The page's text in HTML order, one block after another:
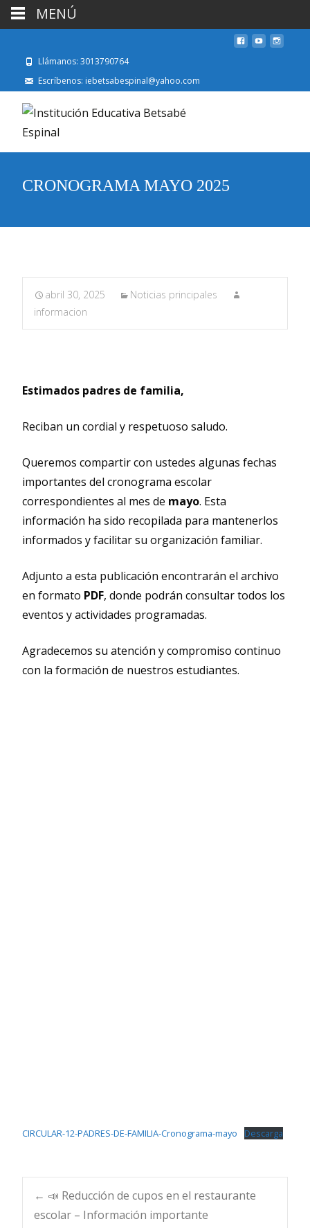
Llámanos: 3013790764
Escríbenos: iebetsabespinal@yahoo.com
CRONOGRAMA MAYO 2025
abril 30, 2025
Noticias principales
informacion
Estimados padres de familia,
Reciban un cordial y respetuoso saludo.
Queremos compartir con ustedes algunas fechas
importantes del cronograma escolar
correspondientes al mes de mayo. Esta
información ha sido recopilada para mantenerlos
informados y facilitar su organización familiar.
Adjunto a esta publicación encontrarán el archivo
en formato PDF, donde podrán consultar todos los
eventos y actividades programadas.
Agradecemos su atención y compromiso continuo
con la formación de nuestros estudiantes.
CIRCULAR-12-PADRES-DE-FAMILIA-Cronograma-mayo Descarga
Navegación
← 📣 Reducción de cupos en el restaurante
escolar – Información importante
MENÚ